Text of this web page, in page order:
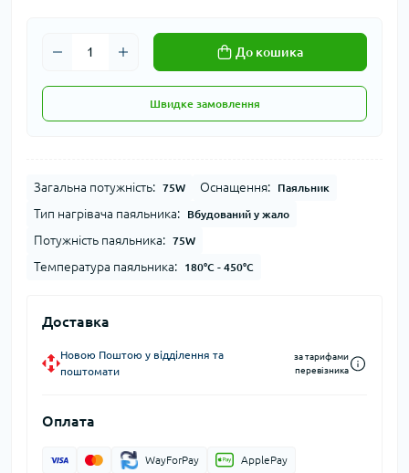
До кошика
Швидке замовлення
Загальна потужність: 75W Оснащення: Паяльник
Тип нагрівача паяльника: Вбудований у жало
Потужність паяльника: 75W
Температура паяльника: 180°C - 450°C
Доставка
Новою Поштою у відділення та
поштомати
за тарифами
перевізника
Оплата
WayForPay ApplePay